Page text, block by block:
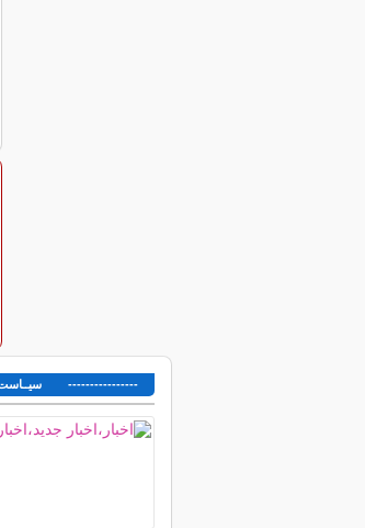
---------------- سیــاست و